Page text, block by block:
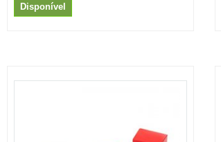
Disponível